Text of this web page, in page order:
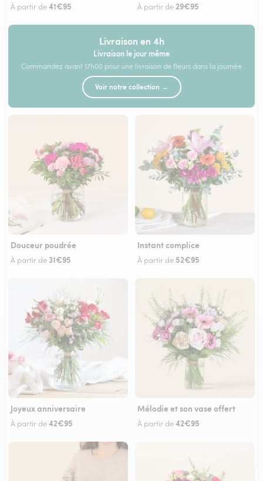
À partir de41€95 À partir de 29€95
Livraison en 4h
Livraison le jour même
Commandez avant 17h00 pour une livraison de fleurs dans la journée
Voir notre collection →
Douceur poudrée
À partir de 31€95
Instant complice
À partir de 52€95
Joyeux anniversaire
À partir de42€95
Mélodie et son vase offert
À partir de42€95